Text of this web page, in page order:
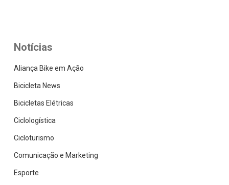
Notícias
Aliança Bike em Ação
Bicicleta News
Bicicletas Elétricas
Ciclologística
Cicloturismo
Comunicação e Marketing
Esporte